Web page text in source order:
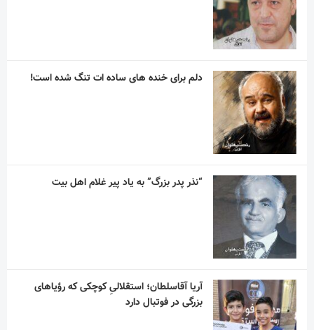
دلم برای خنده های ساده ات تنگ شده است!
“نذر پدر بزرگ” به یاد پیر غلام اهل بیت
آریا آقاسلطان؛ استقلالیِ کوچکی که رؤیاهای
بزرگی در فوتبال دارد